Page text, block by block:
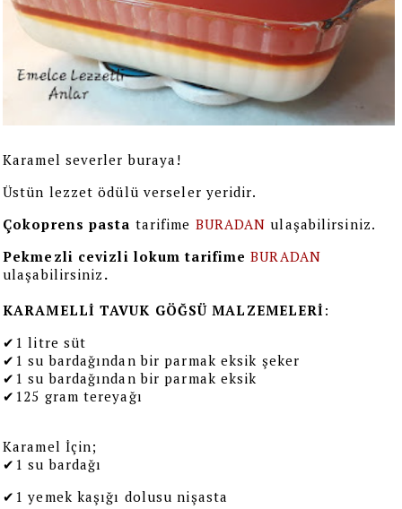
Karamel severler buraya!
Üstün lezzet ödülü verseler yeridir.
Çokoprens pasta tarifime BURADAN ulaşabilirsiniz.
Pekmezli cevizli lokum tarifime BURADAN
ulaşabilirsiniz .
KARAMELLİ TAVUK GÖĞSÜ MALZEMELERİ :
✔1 litre süt
✔1 su bardağından bir parmak eksik şeker
✔1 su bardağından bir parmak eksik
✔125 gram tereyağı
Karamel İçin;
✔1 su bardağı
✔ 1 yemek kaşığı dolusu nişasta